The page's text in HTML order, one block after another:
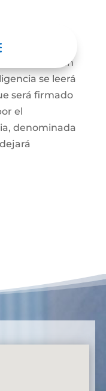
no saben o
que no sepan
se leerá
será firmado
el
denominada